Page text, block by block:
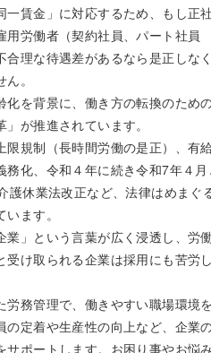
一賃金」に対応するため、もし正
用労働者（契約社員、パート社員
合理な待遇差があるなら是正しな
。
化を背景に、働き方の転換のため
」が推進されています。
限規制（長時間労働の是正）、有
務化、令和４年に続き令和7年４
護休業法改正など、法律はめまぐ
ます。
業」という言葉が広く浸透し、労
受け取られる企業は採用にも苦労
労務管理で、働きやすい職場環境
の定着や生産性の向上など、企業
サポートします。お困り事やお悩